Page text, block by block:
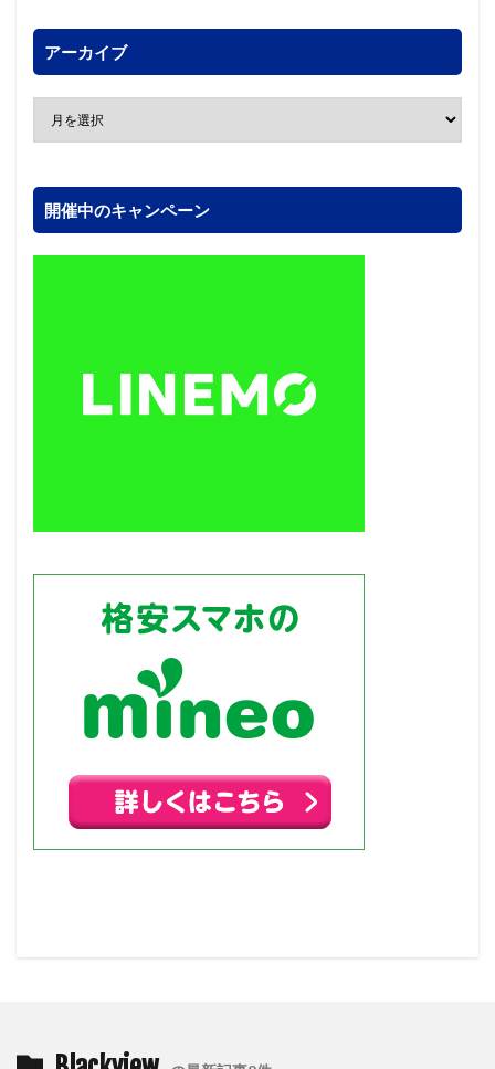
アーカイブ
開催中のキャンペーン